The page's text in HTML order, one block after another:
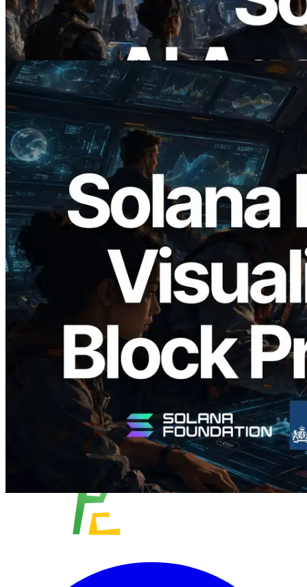
제하는 시대
이 글 읽기
2026.05.24
Validators Solutions, Solana 블록 애널라
이저 공개 — slot 단위 블록 생성 시간과
담당 검증자 시각화